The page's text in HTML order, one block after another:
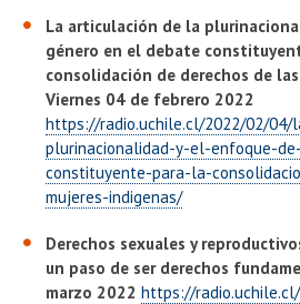
La articulación de la
género en el debate
consolidación de derechos de
Viernes 04 de febrero 2022
https://radio.uchile.cl/2022/02/
plurinacionalidad-y-el-enfoque-
constituyente-para-la-
mujeres-indigenas/
Derechos sexuales y
un paso de ser derechos
marzo 2022 https://